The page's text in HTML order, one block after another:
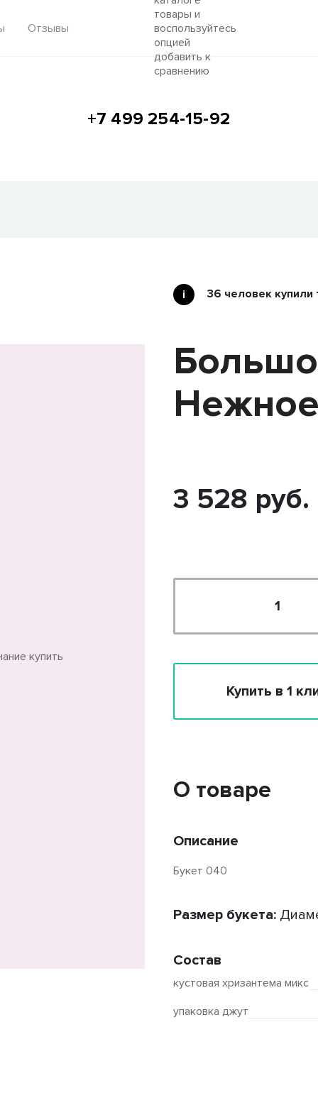
Отзывы
товары и
воспользуйтесь
опцией
добавить к
сравнению
+7 499 254-15-92
36 человек купили
3 528 руб.
Купить в 1
О товаре
Описание
Букет 040
Размер букета:
Состав
кустовая хризантема микс
упаковка джут